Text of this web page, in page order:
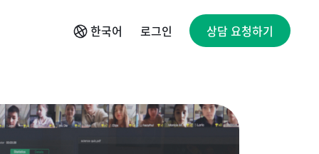
한국어 로그인 상담 요청하기